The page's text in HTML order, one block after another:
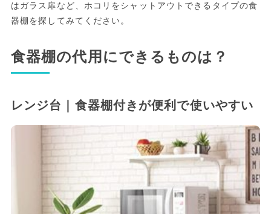
はガラス扉など、ホコリをシャットアウトできるタイプの食
器棚を探してみてください。
食器棚の代用にできるものは？
レンジ台｜食器棚付きが便利で使いやすい